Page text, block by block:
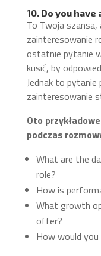
10. Do you
To Twoja
zainteresowanie
ostatnie pytanie
kusić, by
Jednak to pytanie
zainteresowanie
Oto
podczas
What are the
role?
How is
What growth
offer?
How would